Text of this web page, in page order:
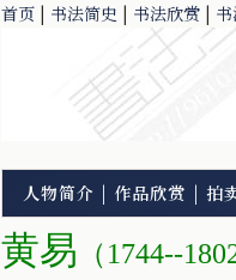
首页 | 书法简史 | 书法欣赏 |
人物简介 | 作品欣赏 | 拍
黄易 （1744--